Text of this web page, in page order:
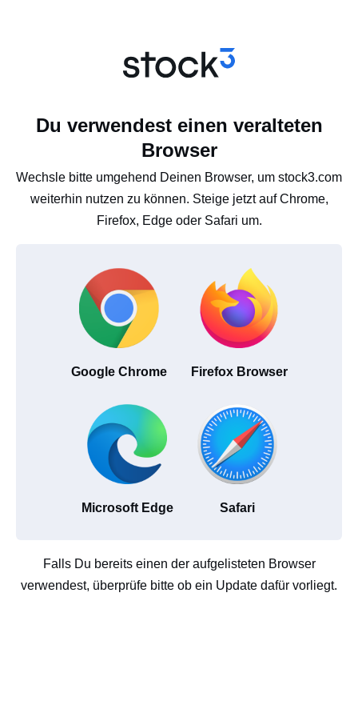
Du verwendest einen veralteten
Browser
Wechsle bitte umgehend Deinen Browser, um stock3.com
weiterhin nutzen zu können. Steige jetzt auf Chrome,
Firefox, Edge oder Safari um.
Google Chrome Firefox Browser
Microsoft Edge Safari
Falls Du bereits einen der aufgelisteten Browser
verwendest, überprüfe bitte ob ein Update dafür vorliegt.